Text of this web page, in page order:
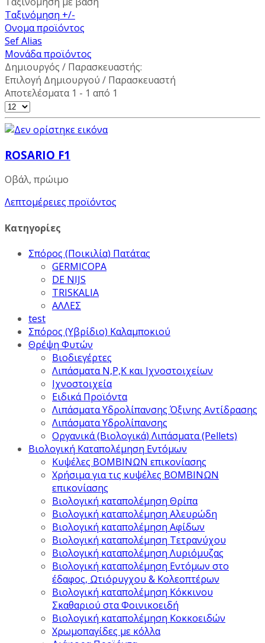
Ταξινόμηση +/-
Ονομα προϊόντος
Sef Alias
Μονάδα προϊόντος
Δημιουργός / Παρασκευαστής:
Επιλογή Δημιουργού / Παρασκευαστή
Αποτελέσματα 1 - 1 από 1
ROSARIO F1
Οβάλ, πρώιμο
Λεπτομέρειες προϊόντος
Κατηγορίες
Σπόρος (Ποικιλία) Πατάτας
GERMICOPA
DE NIJS
TRISKALIA
ΑΛΛΕΣ
test
Σπόρος (Υβρίδιο) Καλαμποκιού
Θρέψη Φυτών
Βιοδιεγέρτες
Λιπάσματα Ν,Ρ,Κ και Ιχνοστοιχείων
Ιχνοστοιχεία
Ειδικά Προϊόντα
Λιπάσματα Υδρολίπανσης Όξινης Αντίδρασης
Λιπάσματα Υδρολίπανσης
Οργανικά (Βιολογικά) Λιπάσματα (Pellets)
Βιολογική Καταπολέμηση Εντόμων
Κυψέλες ΒΟΜΒΙΝΩΝ επικονίασης
Χρήσιμα για τις κυψέλες ΒΟΜΒΙΝΩΝ
επικονίασης
Βιολογική καταπολέμηση Θρίπα
Βιολογική καταπολέμηση Αλευρώδη
Βιολογική καταπολέμηση Αφίδων
Βιολογική καταπολέμηση Τετρανύχου
Βιολογική καταπολέμηση Λυριόμυζας
Βιολογική καταπολέμηση Εντόμων στο
έδαφος, Ωτιόρυγχου & Κολεοπτέρων
Βιολογική καταπολέμηση Κόκκινου
Σκαθαριού στα Φοινικοειδή
Βιολογική καταπολέμηση Κοκκοειδών
Χρωμοπαγίδες με κόλλα